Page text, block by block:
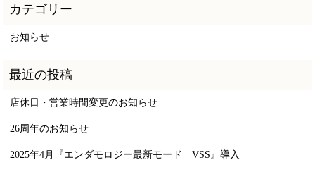
お知らせ
店休日・営業時間変更のお知らせ
26周年のお知らせ
2025年4月『エンダモロジー最新モード VSS』導入